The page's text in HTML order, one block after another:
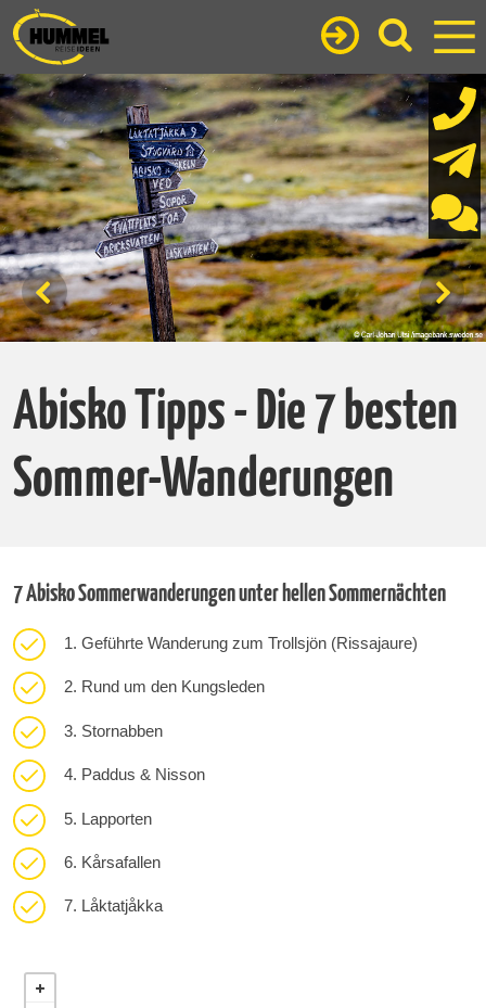
Abisko Tipps - Die 7 besten
Sommer-Wanderungen
7 Abisko Sommerwanderungen unter hellen Sommernächten
1. Geführte Wanderung zum Trollsjön (Rissajaure)
2. Rund um den Kungsleden
3. Stornabben
4. Paddus & Nisson
5. Lapporten
6. Kårsafallen
7. Låktatjåkka